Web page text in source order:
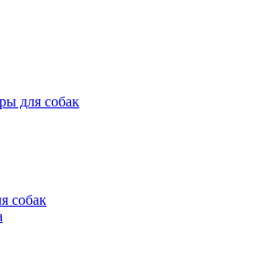
для собак
собак